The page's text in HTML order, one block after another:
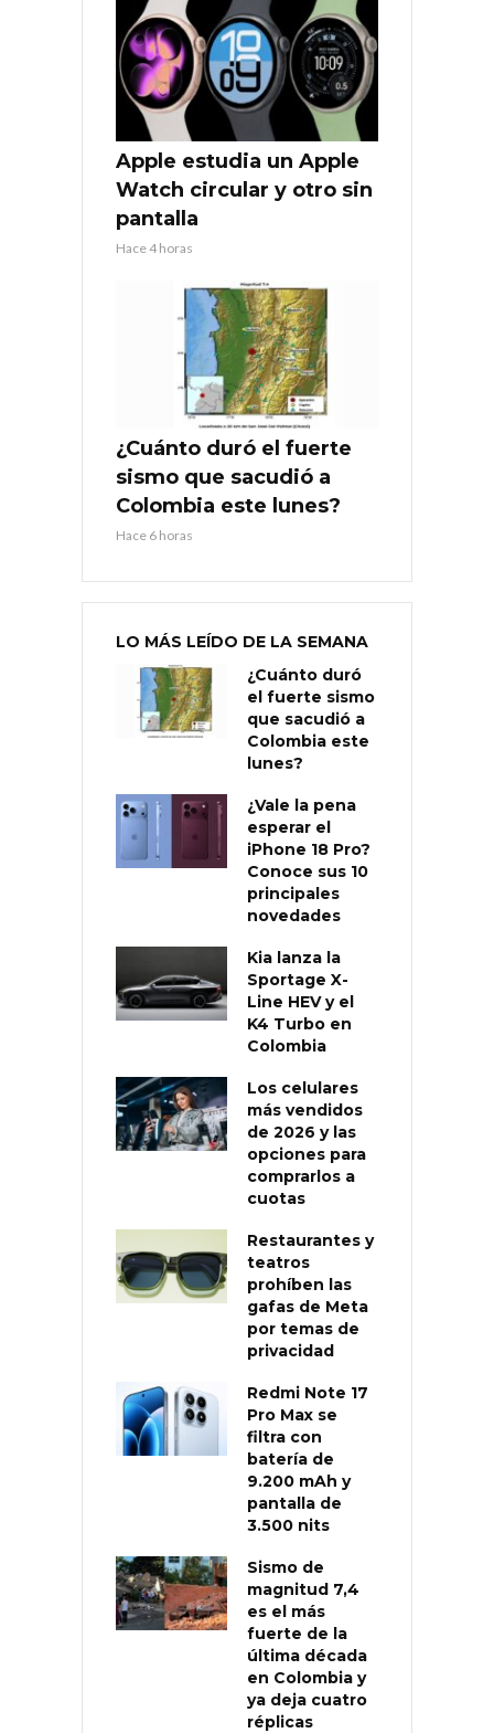
Apple estudia un Apple
Watch circular y otro sin
pantalla
Hace 4 horas
¿Cuánto duró el fuerte
sismo que sacudió a
Colombia este lunes?
Hace 6 horas
LO MÁS LEÍDO DE LA SEMANA
¿Cuánto duró
el fuerte sismo
que sacudió a
Colombia este
lunes?
¿Vale la pena
esperar el
iPhone 18 Pro?
Conoce sus 10
principales
novedades
Kia lanza la
Sportage X-
Line HEV y el
K4 Turbo en
Colombia
Los celulares
más vendidos
de 2026 y las
opciones para
comprarlos a
cuotas
Restaurantes y
teatros
prohíben las
gafas de Meta
por temas de
privacidad
Redmi Note 17
Pro Max se
filtra con
batería de
9.200 mAh y
pantalla de
3.500 nits
Sismo de
magnitud 7,4
es el más
fuerte de la
última década
en Colombia y
ya deja cuatro
réplicas